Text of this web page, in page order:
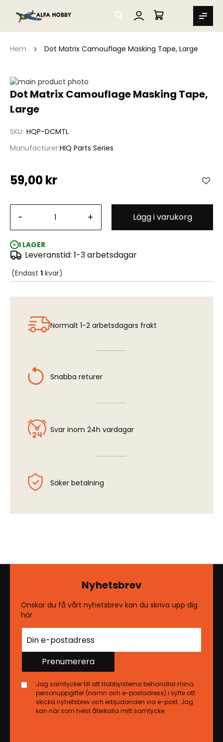
SEARCH
MIN VARUKORG
Hem Dot Matrix Camouflage Masking Tape, Large
Dot Matrix Camouflage Masking Tape,
Large
SKU HQP-DCMTL
ManufacturerHIQ Parts Series
59,00 kr
- + Lägg i varukorg
I LAGER
Leveranstid: 1-3 arbetsdagar
(Endast 1 kvar)
Hoppa
till
av
Dot Matrix Camouflage Masking Tape, Large
Hoppa
början
bildgalleriet
Normalt 1-2 arbetsdagars frakt
Snabba returer
Svar inom 24h vardagar
Säker betalning
Nyhetsbrev
Önskar du få vårt nyhetsbrev kan du skriva upp dig
här
Prenumerera
Jag samtycker till att Hobbyisterna behandlar mina
personuppgifter (namn och e-postadress) i syfte att
skicka nyhetsbrev och erbjudanden via e-post. Jag
kan när som helst återkalla mitt samtycke.